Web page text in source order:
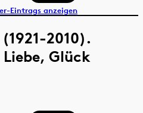
Eintrags anzeigen
2010).
Glück